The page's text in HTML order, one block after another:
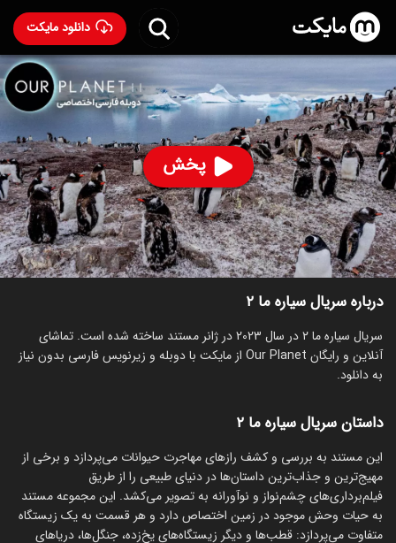
دانلود مایکت
پخش
سریال سیاره ما ۲ با دوبله فارسی - Our Planet 2023
۲۶ 91% ۹.۲
ساخت آمریکا سال 2023
رده سنی ۷+
سریال
مستند
توضیحات قسمت‌ها سریال‌های مشابه
درباره سریال سیاره ما ۲
سریال سیاره ما ۲ در سال 2023 در ژانر مستند ساخته شده است. تماشای
آنلاین و رایگان Our Planet از مایکت با دوبله و زیرنویس فارسی بدون نیاز
به دانلود.
داستان سریال سیاره ما ۲
این مستند به بررسی و کشف رازهای مهاجرت حیوانات می‌پردازد و برخی از
مهیج‌ترین و جذاب‌ترین داستان‌ها در دنیای طبیعی را از طریق
فیلم‌برداری‌های چشم‌نواز و نوآورانه به تصویر می‌کشد. این مجموعه مستند
به حیات وحش موجود در زمین اختصاص دارد و هر قسمت به یک زیستگاه
متفاوت می‌پردازد: قطب‌ها و دیگر زیستگاه‌های یخ‌زده، جنگل‌ها، دریاهای